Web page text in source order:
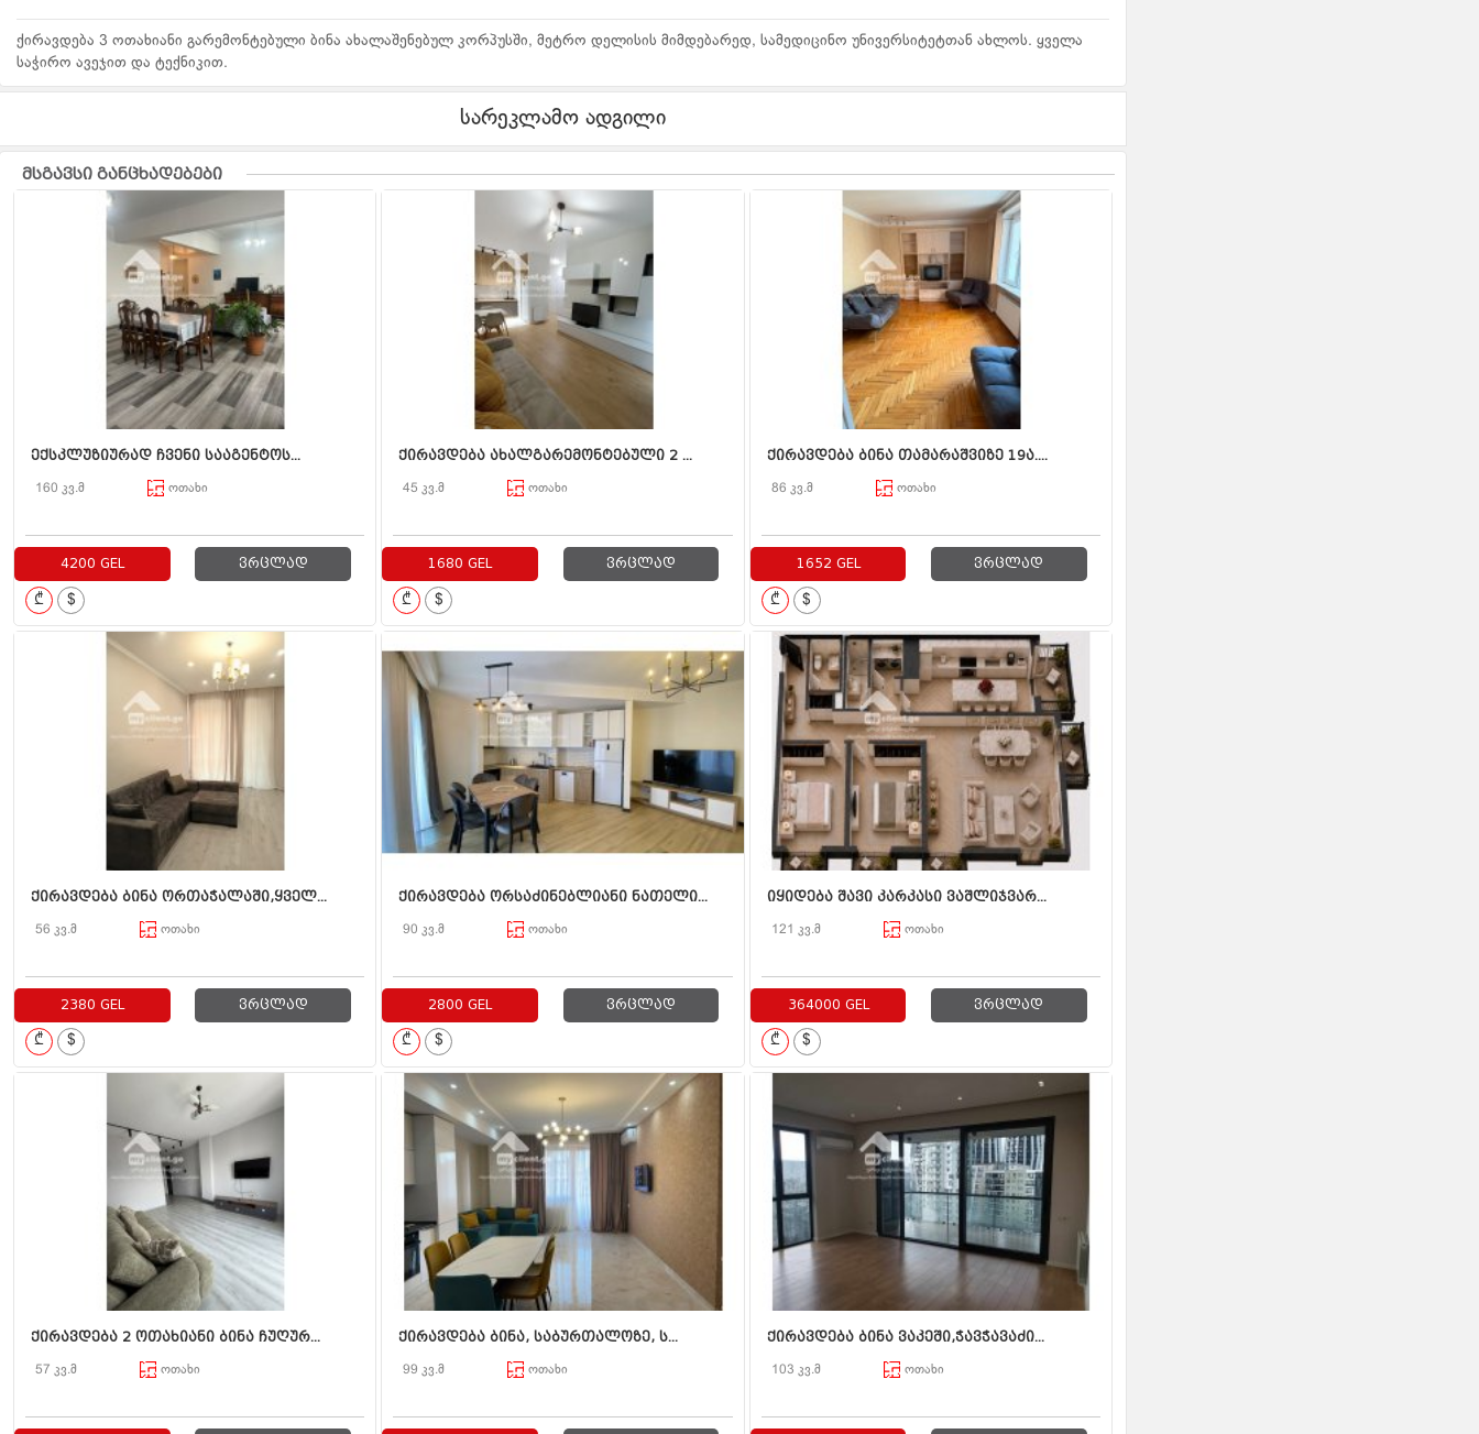
ქირავდება 3 ოთახიანი გარემონტებული ბინა ახალაშენებულ კორპუსში, მეტრო დელისის მიმდებარედ, სამედიცინო უნივერსიტეტთან ახლოს. ყველა
საჭირო ავეჯით და ტექნიკით.
სარეკლამო ადგილი
მსგავსი განცხადებები
ექსკლუზიურად ჩვენი სააგენტოს...
160 კვ.მ ოთახი
4200 GEL ვრცლად
₾ $
ქირავდება ახალგარემონტებული 2 ...
45 კვ.მ ოთახი
1680 GEL ვრცლად
₾ $
ქირავდება ბინა თამარაშვიზე 19ა....
86 კვ.მ ოთახი
1652 GEL ვრცლად
₾ $
ქირავდება ბინა ორთაჭალაში,ყველ...
56 კვ.მ ოთახი
2380 GEL ვრცლად
₾ $
ქირავდება ორსაძინებლიანი ნათელი...
90 კვ.მ ოთახი
2800 GEL ვრცლად
₾ $
იყიდება შავი კარკასი ვაშლიჯვარ...
121 კვ.მ ოთახი
364000 GEL ვრცლად
₾ $
ქირავდება 2 ოთახიანი ბინა ჩუღურ...
57 კვ.მ ოთახი
ქირავდება ბინა, საბურთალოზე, ს...
99 კვ.მ ოთახი
ქირავდება ბინა ვაკეში,ჭავჭავაძი...
103 კვ.მ ოთახი